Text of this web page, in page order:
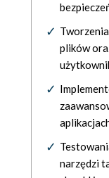
plików
narzędzi